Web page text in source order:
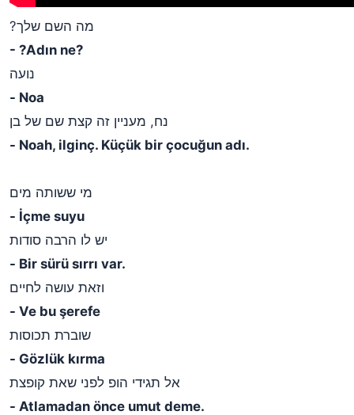
?מה השם שלך
- ?Adın ne?
נועה
- Noa
נח, מעניין זה קצת שם של בן
- Noah, ilginç. Küçük bir çocuğun adı.
מי ששותה מים
- İçme suyu
יש לו הרבה סודות
- Bir sürü sırrı var.
וזאת עושה לחיים
- Ve bu şerefe
שוברת תכוסות
- Gözlük kırma
אל תגידי הופ לפני שאת קופצת
- Atlamadan önce umut deme.